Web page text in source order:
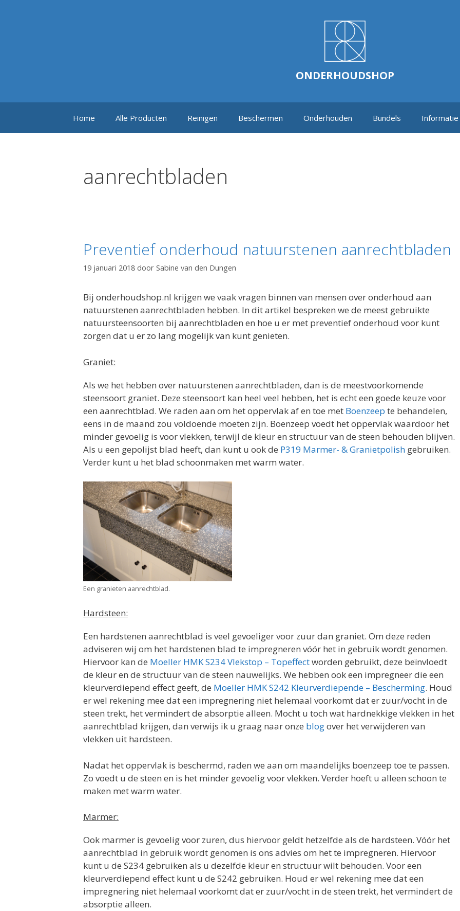
ONDERHOUDSHOP
Home Alle Producten Reinigen Beschermen Onderhouden Bundels Informatie
aanrechtbladen
Preventief onderhoud natuurstenen aanrechtbladen
19 januari 2018 door Sabine van den Dungen
Bij onderhoudshop.nl krijgen we vaak vragen binnen van mensen over onderhoud aan
natuurstenen aanrechtbladen hebben. In dit artikel bespreken we de meest gebruikte
natuursteensoorten bij aanrechtbladen en hoe u er met preventief onderhoud voor kunt
zorgen dat u er zo lang mogelijk van kunt genieten.
Graniet:
Als we het hebben over natuurstenen aanrechtbladen, dan is de meestvoorkomende
steensoort graniet. Deze steensoort kan heel veel hebben, het is echt een goede keuze voor
een aanrechtblad. We raden aan om het oppervlak af en toe met Boenzeep te behandelen,
eens in de maand zou voldoende moeten zijn. Boenzeep voedt het oppervlak waardoor het
minder gevoelig is voor vlekken, terwijl de kleur en structuur van de steen behouden blijven.
Als u een gepolijst blad heeft, dan kunt u ook de P319 Marmer- & Granietpolish gebruiken.
Verder kunt u het blad schoonmaken met warm water.
Een granieten aanrechtblad.
Hardsteen:
Een hardstenen aanrechtblad is veel gevoeliger voor zuur dan graniet. Om deze reden
adviseren wij om het hardstenen blad te impregneren vóór het in gebruik wordt genomen.
Hiervoor kan de Moeller HMK S234 Vlekstop – Topeffectworden gebruikt, deze beïnvloedt
de kleur en de structuur van de steen nauwelijks. We hebben ook een impregneer die een
kleurverdiepend effect geeft, de Moeller HMK S242 Kleurverdiepende – Bescherming. Houd
er wel rekening mee dat een impregnering niet helemaal voorkomt dat er zuur/vocht in de
steen trekt, het vermindert de absorptie alleen. Mocht u toch wat hardnekkige vlekken in het
aanrechtblad krijgen, dan verwijs ik u graag naar onze blogover het verwijderen van
vlekken uit hardsteen.
Nadat het oppervlak is beschermd, raden we aan om maandelijks boenzeep toe te passen.
Zo voedt u de steen en is het minder gevoelig voor vlekken. Verder hoeft u alleen schoon te
maken met warm water.
Marmer:
Ook marmer is gevoelig voor zuren, dus hiervoor geldt hetzelfde als de hardsteen. Vóór het
aanrechtblad in gebruik wordt genomen is ons advies om het te impregneren. Hiervoor
kunt u de S234 gebruiken als u dezelfde kleur en structuur wilt behouden. Voor een
kleurverdiepend effect kunt u de S242 gebruiken. Houd er wel rekening mee dat een
impregnering niet helemaal voorkomt dat er zuur/vocht in de steen trekt, het vermindert de
absorptie alleen.